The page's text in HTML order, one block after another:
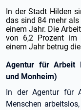
In der Stadt Hilden
das sind 84 mehr
einem Jahr. Die
von 6,2 Prozent im
einem Jahr betrug
Agentur für Arbeit
und Monheim)
In der Agentur für
Menschen